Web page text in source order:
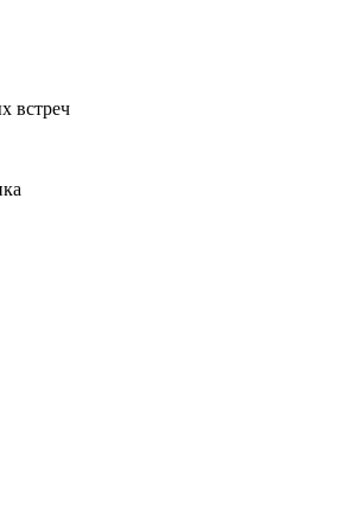
встреч